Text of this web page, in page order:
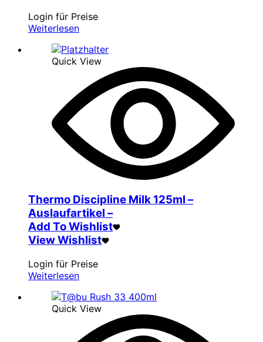
Login für Preise
Weiterlesen
Quick View
Thermo Discipline Milk 125ml –
Auslaufartikel –
Add To Wishlist
View Wishlist
Login für Preise
Weiterlesen
Quick View